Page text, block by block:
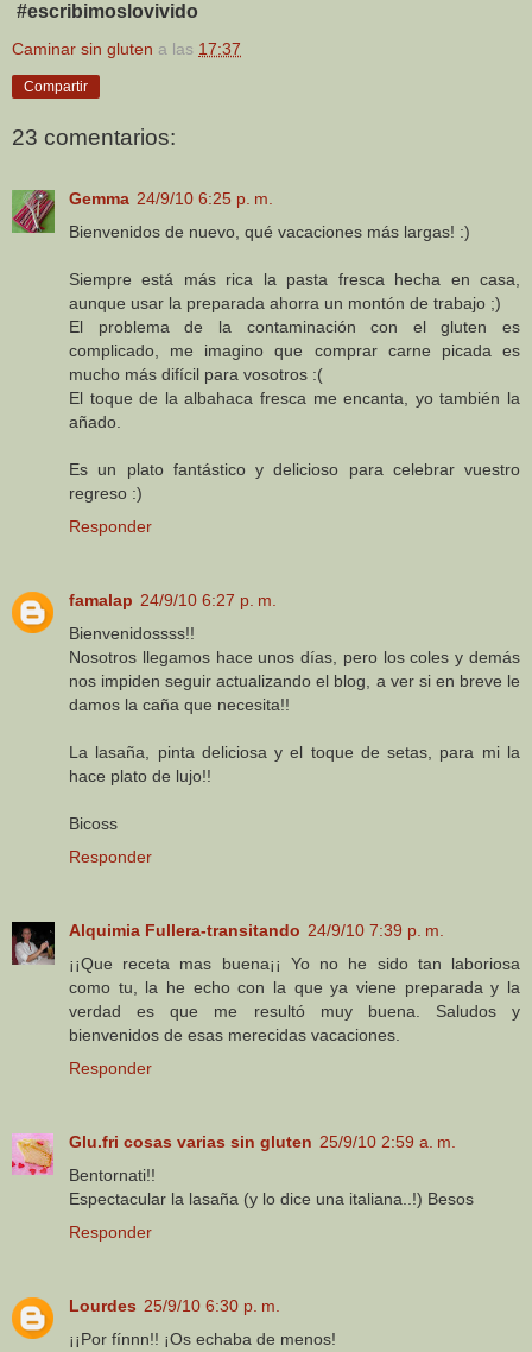
#escribimoslovivido
Caminar sin gluten a las 17:37
Compartir
23 comentarios:
Gemma 24/9/10 6:25 p. m.
Bienvenidos de nuevo, qué vacaciones más largas! :)
Siempre está más rica la pasta fresca hecha en casa,
aunque usar la preparada ahorra un montón de trabajo ;)
El problema de la contaminación con el gluten es
complicado, me imagino que comprar carne picada es
mucho más difícil para vosotros :(
El toque de la albahaca fresca me encanta, yo también la
añado.
Es un plato fantástico y delicioso para celebrar vuestro
regreso :)
Responder
famalap 24/9/10 6:27 p. m.
Bienvenidossss!!
Nosotros llegamos hace unos días, pero los coles y demás
nos impiden seguir actualizando el blog, a ver si en breve le
damos la caña que necesita!!
La lasaña, pinta deliciosa y el toque de setas, para mi la
hace plato de lujo!!
Bicoss
Responder
Alquimia Fullera-transitando 24/9/10 7:39 p. m.
¡¡Que receta mas buena¡¡ Yo no he sido tan laboriosa
como tu, la he echo con la que ya viene preparada y la
verdad es que me resultó muy buena. Saludos y
bienvenidos de esas merecidas vacaciones.
Responder
Glu.fri cosas varias sin gluten 25/9/10 2:59 a. m.
Bentornati!!
Espectacular la lasaña (y lo dice una italiana..!) Besos
Responder
Lourdes 25/9/10 6:30 p. m.
¡¡Por fínnn!! ¡Os echaba de menos!